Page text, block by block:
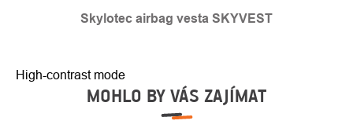
Skylotec airbag vesta SKYVEST
High-contrast mode
MOHLO BY VÁS ZAJÍMAT